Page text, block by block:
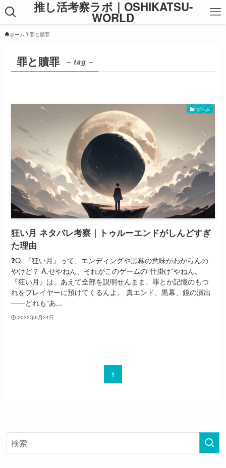
推し活考察ラボ｜OSHIKATSU-
WORLD
ホーム 罪と贖罪
罪と贖罪 – tag –
ゲーム
狂い月 ネタバレ考察｜トゥルーエンドがしんどすぎ
た理由
❓Q. 『狂い月』って、エンディングや黒幕の意味がわからんの
やけど？ A.せやねん、それがこのゲームの“仕掛け”やねん。
『狂い月』は、あえて全部を説明せんまま、罪とか記憶のもつ
れをプレイヤーに預けてくるんよ。 真エンド、黒幕、鏡の演出
――どれも“あ...
2025年6月24日
1